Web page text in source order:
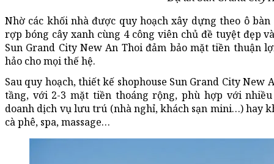
Nhờ các khối nhà được quy hoạch xây dựng theo ô
rợp bóng cây xanh cùng 4 công viên chủ đề tuyệt đẹp
Sun Grand City New An Thoi đảm bảo mặt tiền thuận
hảo cho mọi thế hệ.
Sau quy hoạch, thiết kế shophouse Sun Grand City
tầng, với 2-3 mặt tiền thoáng rộng, phù hợp với
doanh dịch vụ lưu trú (nhà nghỉ, khách sạn mini…) hay
cà phê, spa, massage…